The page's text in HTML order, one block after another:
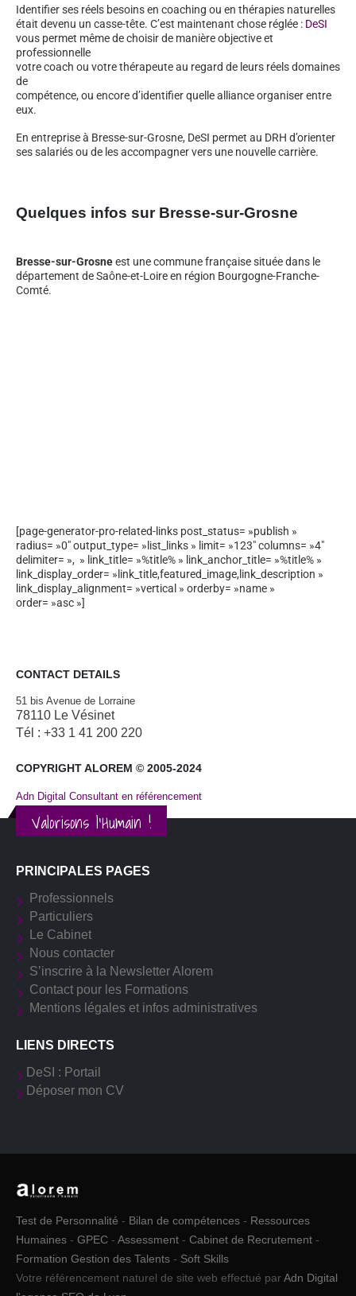
Identifier ses réels besoins en coaching ou en thérapies naturelles
était devenu un casse-tête. C’est maintenant chose réglée : DeSI
vous permet même de choisir de manière objective et
professionnelle
votre coach ou votre thérapeute au regard de leurs réels domaines
de
compétence, ou encore d’identifier quelle alliance organiser entre
eux.
En entreprise à Bresse-sur-Grosne, DeSI permet au DRH d’orienter
ses salariés ou de les accompagner vers une nouvelle carrière.
Quelques infos sur Bresse-sur-Grosne
Bresse-sur-Grosneest une commune française située dans le
département de Saône-et-Loire en région Bourgogne-Franche-
Comté.
[page-generator-pro-related-links post_status= »publish »
radius= »0″ output_type= »list_links » limit= »123″ columns= »4″
delimiter= », » link_title= »%title% » link_anchor_title= »%title% »
link_display_order= »link_title,featured_image,link_description »
link_display_alignment= »vertical » orderby= »name »
order= »asc »]
CONTACT DETAILS
51 bis Avenue de Lorraine
78110 Le Vésinet
Tél : +33 1 41 200 220
COPYRIGHT ALOREM © 2005-2024
Adn Digital Consultant en référencement
Valorisons l'Humain !
PRINCIPALES PAGES
Professionnels
Particuliers
Le Cabinet
Nous contacter
S’inscrire à la Newsletter Alorem
Contact pour les Formations
Mentions légales et infos administratives
LIENS DIRECTS
DeSI : Portail
Déposer mon CV
Test de Personnalité - Bilan de compétences - Ressources
Humaines - GPEC - Assessment - Cabinet de Recrutement -
Formation Gestion des Talents - Soft Skills
Votre référencement naturel de site web effectué parAdn Digital